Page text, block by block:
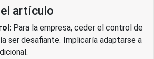
artículo
Para la empresa, ceder el control de
ser desafiante. Implicaría adaptarse a